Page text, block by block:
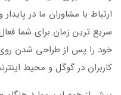
ارتباط با مشاوران ما در
سریع ترین زمان برای شما
خود را پس از طراحی شدن روی
کاربران در گوگل و محیط